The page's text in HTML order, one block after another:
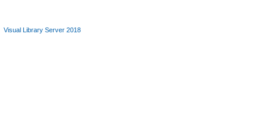
Visual Library Server 2018